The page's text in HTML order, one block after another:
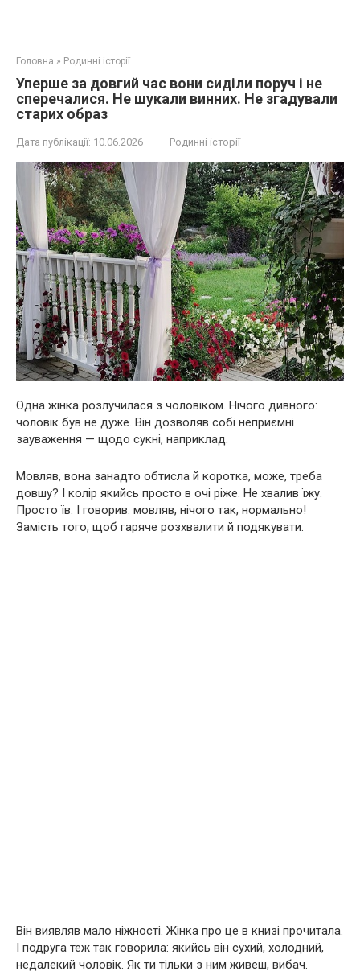
Головна » Родинні історії
Уперше за довгий час вони сиділи поруч і не
сперечалися. Не шукали винних. Не згадували
старих образ
Дата публікації: 10.06.2026 Родинні історії
Одна жінка розлучилася з чоловіком. Нічого дивного:
чоловік був не дуже. Він дозволяв собі неприємні
зауваження — щодо сукні, наприклад.
Мовляв, вона занадто обтисла й коротка, може, треба
довшу? І колір якийсь просто в очі ріже. Не хвалив їжу.
Просто їв. І говорив: мовляв, нічого так, нормально!
Замість того, щоб гаряче розхвалити й подякувати.
Він виявляв мало ніжності. Жінка про це в книзі прочитала.
І подруга теж так говорила: якийсь він сухий, холодний,
недалекий чоловік. Як ти тільки з ним живеш, вибач.